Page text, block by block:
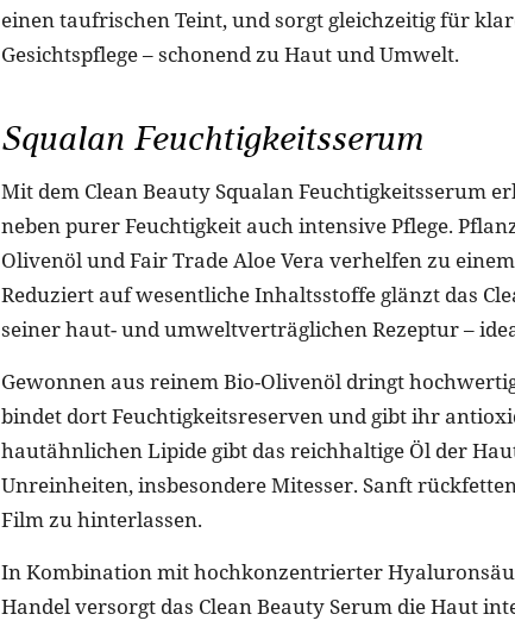
einen taufrischen Teint, und sorgt gleichzeitig für
Gesichtspflege – schonend zu Haut und Umwelt.
Squalan Feuchtigkeitsserum
Mit dem Clean Beauty Squalan Feuchtigkeitsserum
neben purer Feuchtigkeit auch intensive Pflege.
Olivenöl und Fair Trade Aloe Vera verhelfen zu
Reduziert auf wesentliche Inhaltsstoffe glänzt das
seiner haut- und umweltverträglichen Rezeptur –
Gewonnen aus reinem Bio-Olivenöl dringt
bindet dort Feuchtigkeitsreserven und gibt ihr
hautähnlichen Lipide gibt das reichhaltige Öl der
Unreinheiten, insbesondere Mitesser. Sanft
Film zu hinterlassen.
In Kombination mit hochkonzentrierter
Handel versorgt das Clean Beauty Serum die Haut